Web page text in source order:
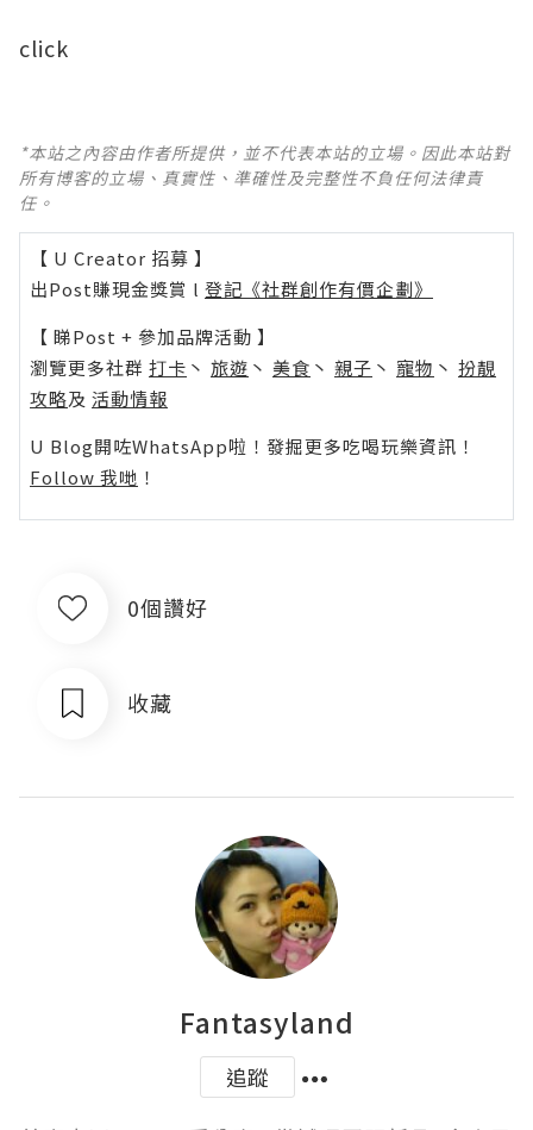
click
*本站之內容由作者所提供，並不代表本站的立場。因此本站對
所有博客的立場、真實性、準確性及完整性不負任何法律責
任。
【 U Creator 招募 】
出Post賺現金獎賞 l 登記《社群創作有價企劃》
【 睇Post + 參加品牌活動 】
瀏覽更多社群 打卡 丶 旅遊 丶 美食 丶 親子 丶 寵物 丶 扮靚
攻略及 活動情報
U Blog開咗WhatsApp啦！發掘更多吃喝玩樂資訊！
Follow 我哋 ！
0個讚好
收藏
Fantasyland
追蹤